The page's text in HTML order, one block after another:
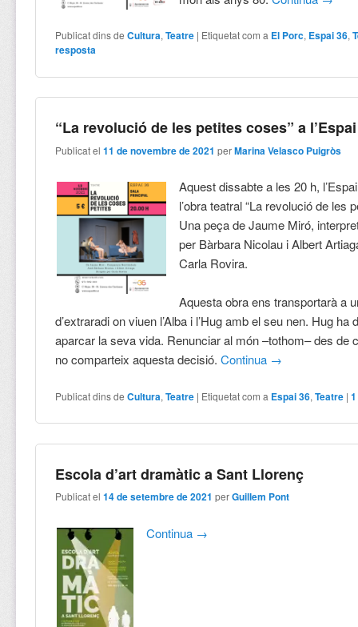
Publicat dins de Cultura,Teatre | Etiquetat com a El Porc, Espai 36,
resposta
“La revolució de les petites coses” a
Publicat el11 de novembre de 2021 perMarina Velasco Puigròs
Aquest dissabte a les 20 h,
l’obra teatral “La revolució de les
Una peça de Jaume Miró,
per Bàrbara Nicolau i Albert
Carla Rovira.
Aquesta obra ens transportarà a
d’extraradi on viuen l’Alba i l’Hug amb el seu nen. Hug ha
aparcar la seva vida. Renunciar al món –tothom– des de
no comparteix aquesta decisió.Continua →
Publicat dins de Cultura,Teatre | Etiquetat com a Espai 36,Teatre |1
Escola d’art dramàtic a Sant Llorenç
Publicat el14 de setembre de 2021 perGuillem Pont
Continua →